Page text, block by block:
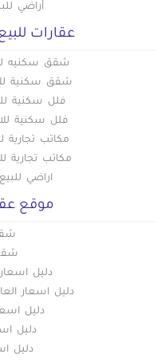
أراضي
عقارات
شقق سكنيه
شقق سكنية
فلل سكنية
فلل سكنية
مكاتب تجارية
مكاتب تجارية
اراضي
موقع
دليل اسعار
دليل اسعار
دليل
دليل
دليل